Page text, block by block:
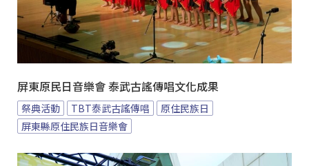
屏東原民日音樂會 泰武古謠傳唱文化成果
祭典活動 TBT泰武古謠傳唱
原住民族日
屏東縣原住民族日音樂會